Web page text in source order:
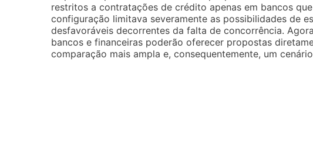
restritos a contratações de crédito apenas em bancos
configuração limitava severamente as possibilidades de
desfavoráveis decorrentes da falta de concorrência.
bancos e financeiras poderão oferecer propostas
comparação mais ampla e, consequentemente, um